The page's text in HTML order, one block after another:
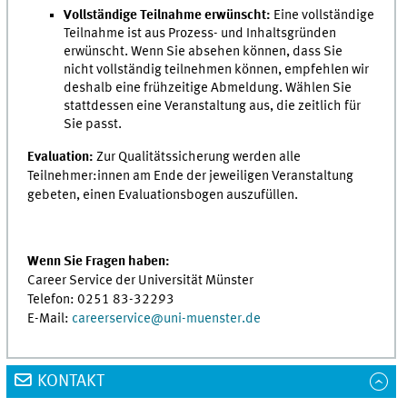
Vollständige Teilnahme erwünscht: Eine vollständige
Teilnahme ist aus Prozess- und Inhaltsgründen
erwünscht. Wenn Sie absehen können, dass Sie
nicht vollständig teilnehmen können, empfehlen wir
deshalb eine frühzeitige Abmeldung. Wählen Sie
stattdessen eine Veranstaltung aus, die zeitlich für
Sie passt.
Evaluation: Zur Qualitätssicherung werden alle
Teilnehmer:innen am Ende der jeweiligen Veranstaltung
gebeten, einen Evaluationsbogen auszufüllen.
Wenn Sie Fragen haben:
Career Service der Universität Münster
Telefon: 0251 83-32293
E-Mail: careerservice@uni-muenster.de
KONTAKT